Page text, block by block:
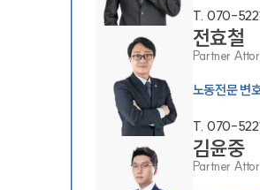
그룹소개
T. 070-
전효철
Partner
노동전문 변
T. 070-
김윤중
Partner